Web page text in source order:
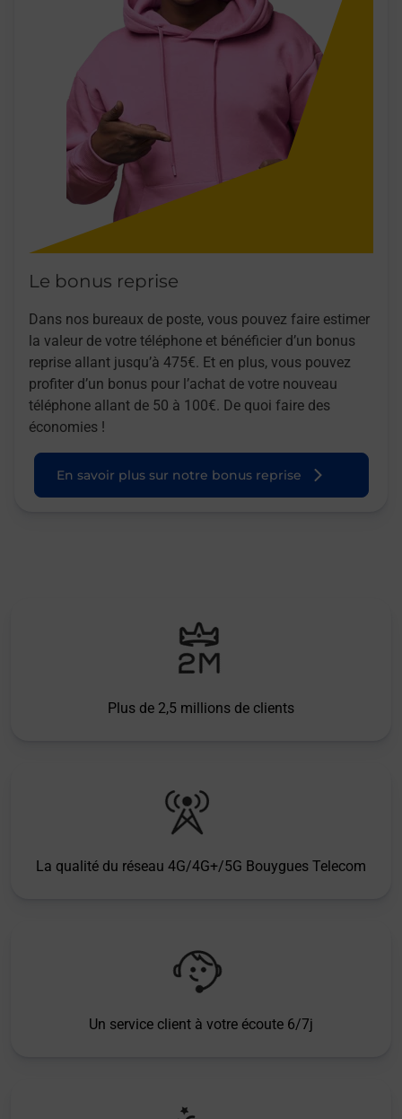
Le bonus reprise
Dans nos bureaux de poste, vous pouvez faire estimer
la valeur de votre téléphone et bénéficier d’un bonus
reprise allant jusqu’à 475€. Et en plus, vous pouvez
profiter d’un bonus pour l’achat de votre nouveau
téléphone allant de 50 à 100€. De quoi faire des
économies !
En savoir plus sur notre bonus reprise
Plus de 2,5 millions de clients
La qualité du réseau 4G/4G+/5G Bouygues Telecom
Un service client à votre écoute 6/7j